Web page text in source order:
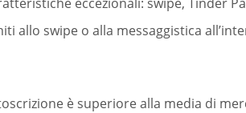
allo swipe o alla messaggistica
è superiore alla media di